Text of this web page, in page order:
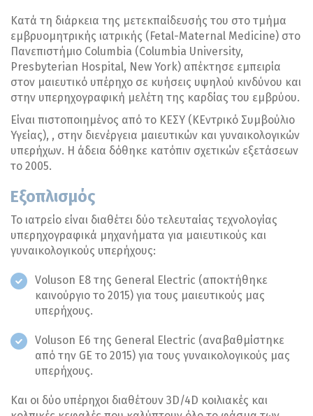
Κατά τη διάρκεια της μετεκπαίδευσής του στο τμήμα
εμβρυομητρικής ιατρικής (Fetal-Maternal Medicine) στο
Πανεπιστήμιο Columbia (Columbia University,
Presbyterian Hospital, New York) απέκτησε εμπειρία
στον μαιευτικό υπέρηχο σε κυήσεις υψηλού κινδύνου και
στην υπερηχογραφική μελέτη της καρδίας του εμβρύου.
Είναι πιστοποιημένος από το ΚΕΣΥ (ΚΕντρικό Συμβούλιο
Υγείας), , στην διενέργεια μαιευτικών και γυναικολογικών
υπερήχων. Η άδεια δόθηκε κατόπιν σχετικών εξετάσεων
το 2005.
Εξοπλισμός
Το ιατρείο είναι διαθέτει δύο τελευταίας τεχνολογίας
υπερηχογραφικά μηχανήματα για μαιευτικούς και
γυναικολογικούς υπερήχους:
Voluson E8 της General Electric (αποκτήθηκε
καινούργιο το 2015) για τους μαιευτικούς μας
υπερήχους.
Voluson E6 της General Electric (αναβαθμίστηκε
από την GE το 2015) για τους γυναικολογικούς μας
υπερήχους.
Και οι δύο υπέρηχοι διαθέτουν 3D/4D κοιλιακές και